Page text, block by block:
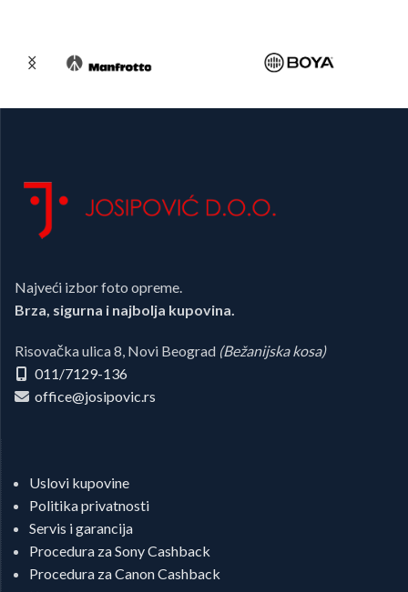
Najveći izbor foto opreme.
Brza, sigurna i najbolja kupovina.
Risovačka ulica 8, Novi Beograd (Bežanijska kosa)
011/7129-136
office@josipovic.rs
Uslovi kupovine
Politika privatnosti
Servis i garancija
Procedura za Sony Cashback
Procedura za Canon Cashback